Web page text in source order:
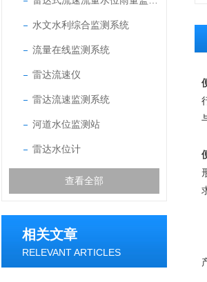
水文水利综合监测系统
流量在线监测系统
雷达流速仪
雷达流速监测系统
河道水位监测站
雷达水位计
查看全部
相关文章
RELEVANT ARTICLES